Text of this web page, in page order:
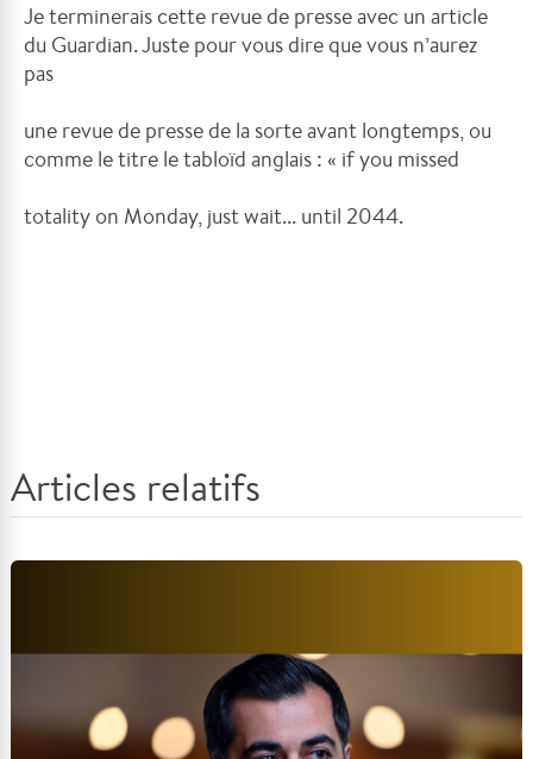
Je terminerais cette revue de presse avec un article
du Guardian. Juste pour vous dire que vous n’aurez
pas
une revue de presse de la sorte avant longtemps, ou
comme le titre le tabloïd anglais : « if you missed
totality on Monday, just wait... until 2044.
Articles relatifs